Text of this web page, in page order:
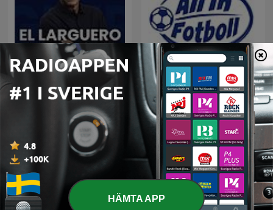
El Larguero All In Fotboll
HÄMTA APP